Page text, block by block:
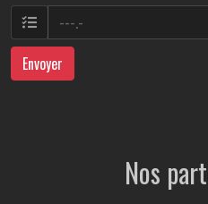
Envoyer
Nos